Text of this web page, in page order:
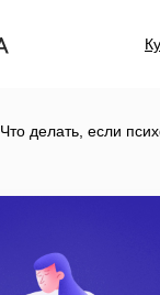
Что делать, если